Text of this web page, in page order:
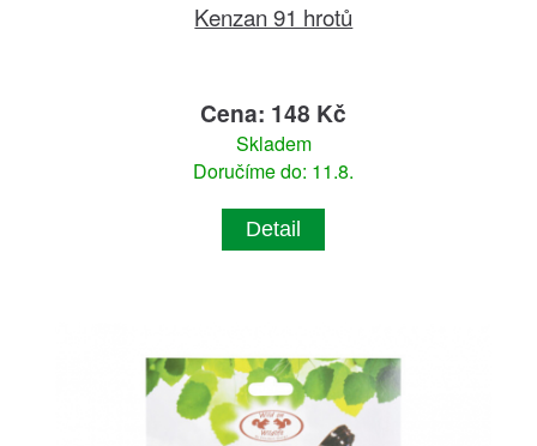
Kenzan 91 hrotů
Cena: 148 Kč
Skladem
Doručíme do: 11.8.
Detail